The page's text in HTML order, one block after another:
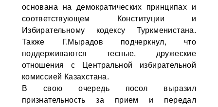
основана на демократических принципах и
соответствующем Конституции и
Избирательному кодексу Туркменистана.
Также Г.Мырадов подчеркнул, что
поддерживаются тесные, дружеские
отношения с Центральной избирательной
комиссией Казахстана.
В свою очередь посол выразил
признательность за прием и передал